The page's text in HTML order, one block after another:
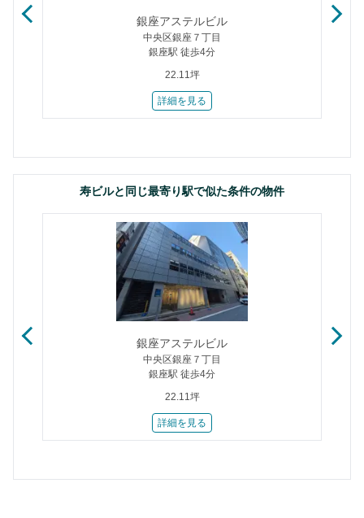
銀座アステルビル
中央区銀座７丁目
銀座駅 徒歩4分
22.11坪
詳細を見る
寿ビルと同じ最寄り駅で似た条件の物件
銀座アステルビル
中央区銀座７丁目
銀座駅 徒歩4分
22.11坪
詳細を見る